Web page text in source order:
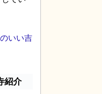
いい吉
紹介